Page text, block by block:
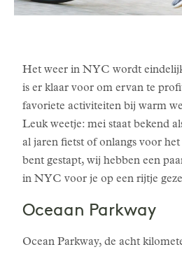
Het weer in NYC wordt
is er klaar voor om ervan te
favoriete activiteiten bij warm
Leuk weetje: mei staat bekend
al jaren fietst of onlangs voor het
bent gestapt, wij hebben een
in NYC voor je op een rijtje
Oceaan Parkway
Ocean Parkway, de acht